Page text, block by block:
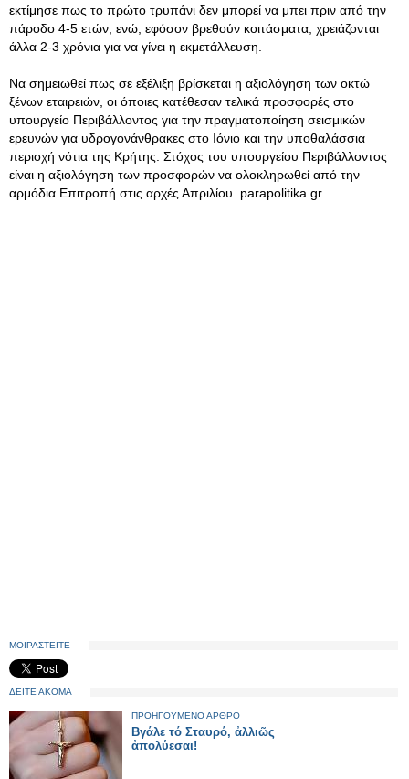
εκτίμησε πως το πρώτο τρυπάνι δεν μπορεί να μπει πριν από την
πάροδο 4-5 ετών, ενώ, εφόσον βρεθούν κοιτάσματα, χρειάζονται
άλλα 2-3 χρόνια για να γίνει η εκμετάλλευση.
Να σημειωθεί πως σε εξέλιξη βρίσκεται η αξιολόγηση των οκτώ
ξένων εταιρειών, οι όποιες κατέθεσαν τελικά προσφορές στο
υπουργείο Περιβάλλοντος για την πραγματοποίηση σεισμικών
ερευνών για υδρογονάνθρακες στο Ιόνιο και την υποθαλάσσια
περιοχή νότια της Κρήτης. Στόχος του υπουργείου Περιβάλλοντος
είναι η αξιολόγηση των προσφορών να ολοκληρωθεί από την
αρμόδια Επιτροπή στις αρχές Απριλίου. parapolitika.gr
ΜΟΙΡΑΣΤΕΙΤΕ
ΔΕΙΤΕ ΑΚΟΜΑ
ΠΡΟΗΓΟΥΜΕΝΟ ΑΡΘΡΟ
Βγάλε τό Σταυρό, ἀλλιῶς
ἀπολύεσαι!